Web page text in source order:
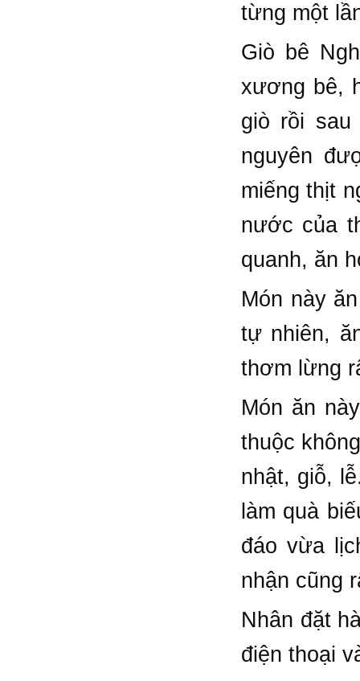
từng một
Giò bê
xương bê,
giò rồi
nguyên
miếng thịt
nước của
quanh, ăn
Món này
tự nhiên,
thơm lừng
Món ăn
thuộc
nhật, giỗ,
làm quà
đáo vừa
nhận cũng
Nhân đặt
điện thoại